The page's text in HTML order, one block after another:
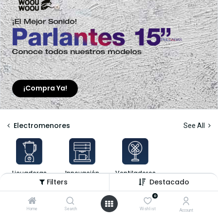
Filters Destacado
Home Search
0
Wishlist Account
¡Compra Ya!
Electromenores See All
Licuadoras Innovación Ventiladores
14 items found.